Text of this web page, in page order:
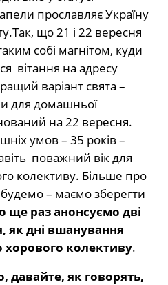
прославляє Україну
що 21 і 22 вересня
собі магнітом, куди
вітання на адресу
варіант свята –
для домашньої
на 22 вересня.
умов – 35 років –
поважний вік для
колективу. Більше про
– маємо зберегти
ще раз анонсуємо дві
як дні вшанування
хорового колективу.
давайте, як говорять,